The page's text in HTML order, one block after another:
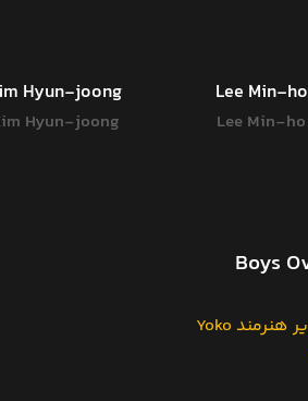
Lee Min-ho
Lee Min-ho
Hyun-joong
Hyun-joong